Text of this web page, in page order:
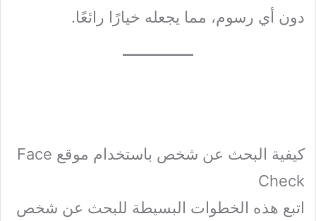
دون أي رسوم، مما يجعله خيارًا رائعًا.
كيفية البحث عن شخص باستخدام موقع Face
Check
اتبع هذه الخطوات البسيطة للبحث عن شخص